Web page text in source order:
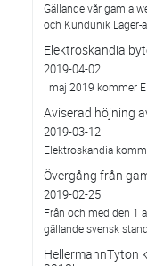
Gällande vår gamla
och Kundunik Lager-
Elektroskandia
2019-04-02
I maj 2019 kommer
Aviserad höjning
2019-03-12
Elektroskandia
Övergång från
2019-02-25
Från och med den 1
gällande svensk
HellermannTyton